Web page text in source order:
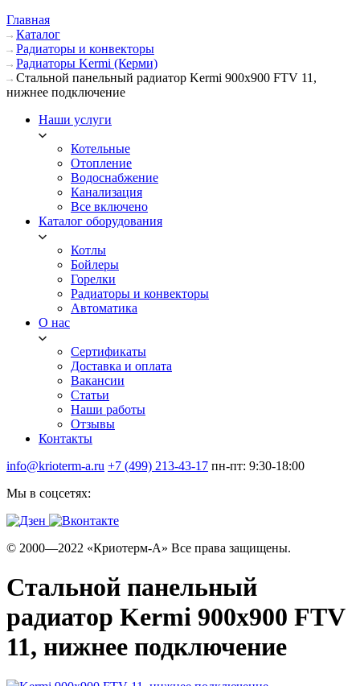
Главная
Каталог
Радиаторы и конвекторы
Радиаторы Kermi (Керми)
Стальной панельный радиатор Kermi 900х900 FTV 11,
нижнее подключение
Наши услуги
Котельные
Отопление
Водоснабжение
Канализация
Все включено
Каталог оборудования
Котлы
Бойлеры
Горелки
Радиаторы и конвекторы
Автоматика
О нас
Сертификаты
Доставка и оплата
Вакансии
Статьи
Наши работы
Отзывы
Контакты
info@krioterm-a.ru +7 (499) 213-43-17 пн-пт: 9:30-18:00
Мы в соцсетях:
© 2000—2022 «Криотерм-А» Все права защищены.
Стальной панельный
радиатор Kermi 900х900 FTV
11, нижнее подключение